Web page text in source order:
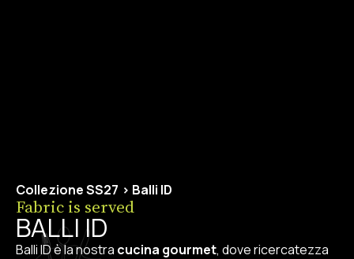
Collezione SS27 > Balli ID
Fabric is served
BALLI ID
Balli ID è la nostra cucina gourmet, dove ricercatezza